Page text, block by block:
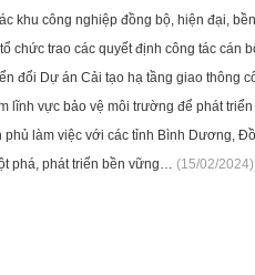
khu công nghiệp đồng bộ, hiện đại,
chức trao các quyết định công tác cán
đổi Dự án Cải tạo hạ tầng giao thông
lĩnh vực bảo vệ môi trường để phát
làm việc với các tỉnh Bình Dương,
phá, phát triển bền vững… (15/02/2024)